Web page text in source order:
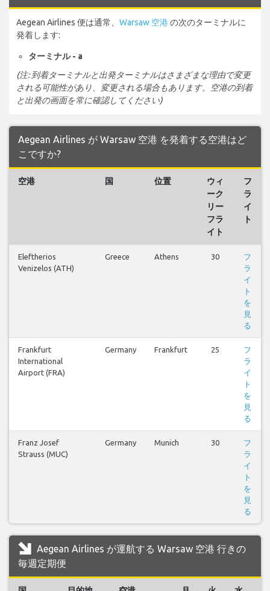
Aegean Airlines 便は通常、 Warsaw 空港の次のターミナルに
発着します:
ターミナル - a
(注: 到着ターミナルと出発ターミナルはさまざまな理由で変更
される可能性があり、変更される場合もあります。空港の到着
と出発の画面を常に確認してください)
Aegean Airlines が Warsaw 空港 を発着する空港はど
こですか?
空港 国 位置
ウィ
ーク
リー
フラ
イト
フ
ラ
イ
ト
Eleftherios
Venizelos (ATH)
Greece Athens 30
フ
ラ
イ
ト
を
見
る
Frankfurt
International
Airport (FRA)
Germany Frankfurt 25
フ
ラ
イ
ト
を
見
る
Franz Josef
Strauss (MUC)
Germany Munich 30
フ
ラ
イ
ト
を
見
る
Aegean Airlines が運航する Warsaw 空港 行きの
毎週定期便